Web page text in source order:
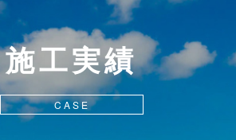
施工実績
CASE